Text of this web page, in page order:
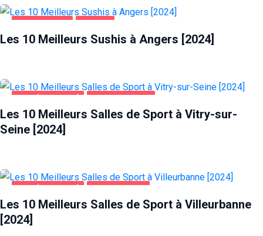
Les 10 Meilleurs Sushis à Angers [2024]
Les 10 Meilleurs Salles de Sport à Vitry-sur-
Seine [2024]
Les 10 Meilleurs Salles de Sport à Villeurbanne
[2024]